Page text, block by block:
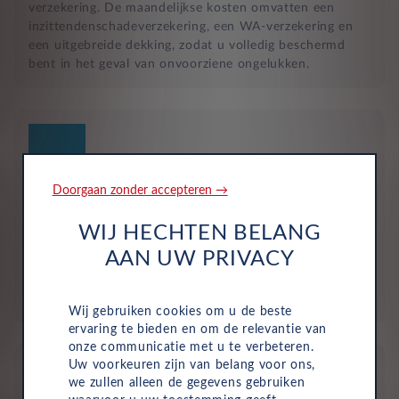
verzekering. De maandelijkse kosten omvatten een
inzittendenschadeverzekering, een WA-verzekering en
een uitgebreide dekking, zodat u volledig beschermd
bent in het geval van onvoorziene ongelukken.
Bij zakelijke lease is de leasemaatschappij eigenaar van
de auto en betaalt u een vast maandbedrag. Hierdoor
Doorgaan zonder accepteren →
WIJ HECHTEN BELANG
AAN UW PRIVACY
Wij gebruiken cookies om u de beste
ervaring te bieden en om de relevantie van
onze communicatie met u te verbeteren.
Uw voorkeuren zijn van belang voor ons,
we zullen alleen de gegevens gebruiken